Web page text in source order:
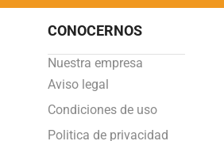
CONOCERNOS
Nuestra empresa
Aviso legal
Condiciones de uso
Politica de privacidad